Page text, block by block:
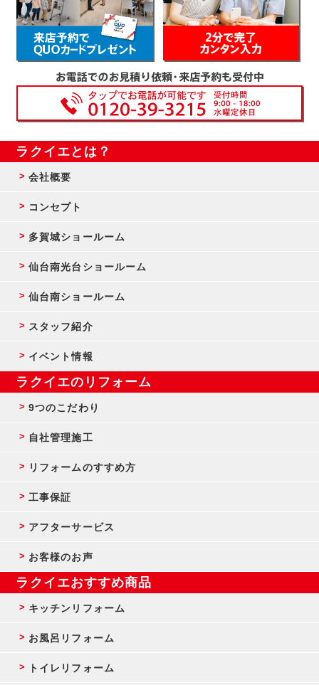
ラクイエとは？
会社概要
コンセプト
多賀城ショールーム
仙台南光台ショールーム
仙台南ショールーム
スタッフ紹介
イベント情報
ラクイエのリフォーム
9つのこだわり
自社管理施工
リフォームのすすめ方
工事保証
アフターサービス
お客様のお声
ラクイエおすすめ商品
キッチンリフォーム
お風呂リフォーム
トイレリフォーム